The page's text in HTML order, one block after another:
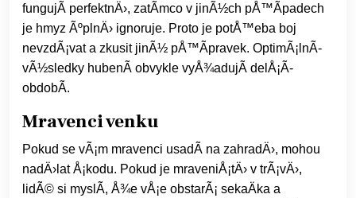
fungujÃ­ perfektnÄ›, zatÃ­mco v jinÃ½ch pÅ™Ã­padech
je hmyz ÃºplnÄ› ignoruje. Proto je potÅ™eba boj
nevzdÃ¡vat a zkusit jinÃ½ pÅ™Ã­pravek. OptimÃ¡lnÃ­
vÃ½sledky hubenÃ­ obvykle vyÅ¾adujÃ­ delÅ¡Ã­
obdobÃ­.
Mravenci venku
Pokud se vÃ¡m mravenci usadÃ­ na zahradÄ›, mohou
nadÄ›lat Å¡kodu. Pokud je mraveniÅ¡tÄ› v trÃ¡vÄ›,
lidÃ© si myslÃ­, Å¾e vÅ¡e obstarÃ¡ sekaÄka a